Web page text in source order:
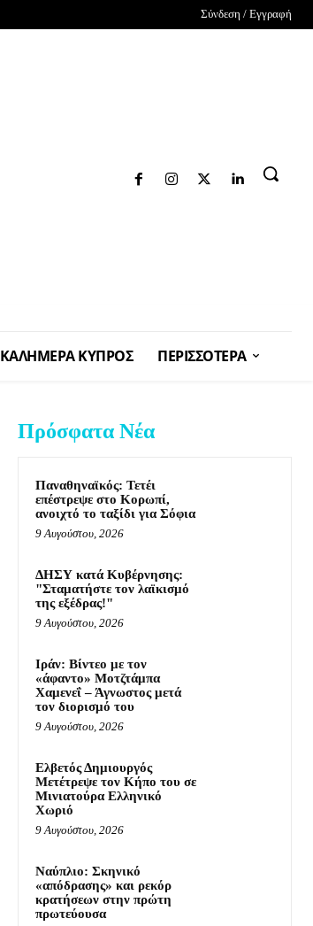
Σύνδεση / Εγγραφή
ΚΑΛΗΜΕΡΑ ΚΥΠΡΟΣ ΠΕΡΙΣΣΟΤΕΡΑ
Πρόσφατα Νέα
Παναθηναϊκός: Τετέι
επέστρεψε στο Κορωπί,
ανοιχτό το ταξίδι για Σόφια
9 Αυγούστου, 2026
ΔΗΣΥ κατά Κυβέρνησης:
"Σταματήστε τον λαϊκισμό
της εξέδρας!"
9 Αυγούστου, 2026
Ιράν: Βίντεο με τον
«άφαντο» Μοτζτάμπα
Χαμενεΐ – Άγνωστος μετά
τον διορισμό του
9 Αυγούστου, 2026
Ελβετός Δημιουργός
Μετέτρεψε τον Κήπο του σε
Μινιατούρα Ελληνικό
Χωριό
9 Αυγούστου, 2026
Ναύπλιο: Σκηνικό
«απόδρασης» και ρεκόρ
κρατήσεων στην πρώτη
πρωτεύουσα